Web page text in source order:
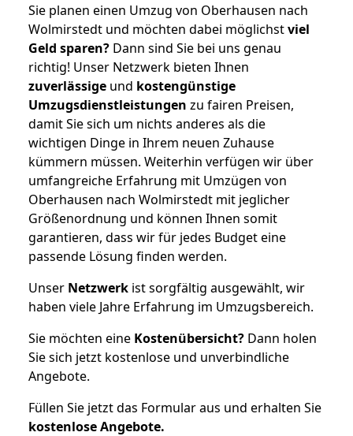
Sie planen einen Umzug von Oberhausen nach
Wolmirstedt und möchten dabei möglichstviel
Geld sparen? Dann sind Sie bei uns genau
richtig! Unser Netzwerk bieten Ihnen
zuverlässige und kostengünstige
Umzugsdienstleistungen zu fairen Preisen,
damit Sie sich um nichts anderes als die
wichtigen Dinge in Ihrem neuen Zuhause
kümmern müssen. Weiterhin verfügen wir über
umfangreiche Erfahrung mit Umzügen von
Oberhausen nach Wolmirstedt mit jeglicher
Größenordnung und können Ihnen somit
garantieren, dass wir für jedes Budget eine
passende Lösung finden werden.
Unser Netzwerk ist sorgfältig ausgewählt, wir
haben viele Jahre Erfahrung im Umzugsbereich.
Sie möchten eine Kostenübersicht? Dann holen
Sie sich jetzt kostenlose und unverbindliche
Angebote.
Füllen Sie jetzt das Formular aus und erhalten Sie
kostenloseAngebote.